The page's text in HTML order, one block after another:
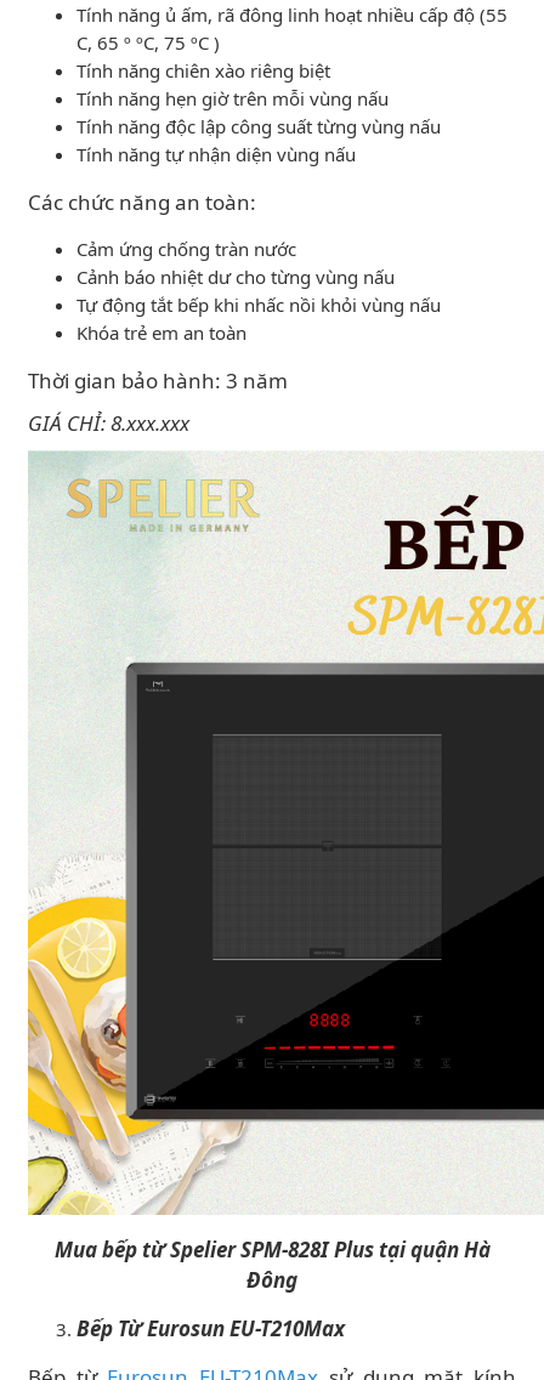
Tính năng ủ ấm, rã đông linh hoạt nhiều cấp độ (55
C, 65 º ºC, 75 ºC )
Tính năng chiên xào riêng biệt
Tính năng hẹn giờ trên mỗi vùng nấu
Tính năng độc lập công suất từng vùng nấu
Tính năng tự nhận diện vùng nấu
Các chức năng an toàn:
Cảm ứng chống tràn nước
Cảnh báo nhiệt dư cho từng vùng nấu
Tự động tắt bếp khi nhấc nồi khỏi vùng nấu
Khóa trẻ em an toàn
Thời gian bảo hành: 3 năm
GIÁ CHỈ: 8.xxx.xxx
Mua bếp từ Spelier SPM-828I Plus tại quận Hà
Đông
Bếp Từ Eurosun EU-T210Max